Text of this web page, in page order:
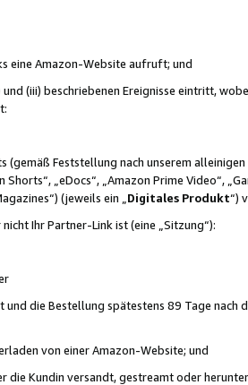
eine Amazon-Website aufruft; und
(iii) beschriebenen Ereignisse eintritt,
Feststellung nach unserem
„eDocs“, „Amazon Prime Video“,
(jeweils ein „ Digitales Produkt“)
Ihr Partner-Link ist (eine „Sitzung“):
die Bestellung spätestens 89 Tage nach
von einer Amazon-Website; und
Kundin versandt, gestreamt oder